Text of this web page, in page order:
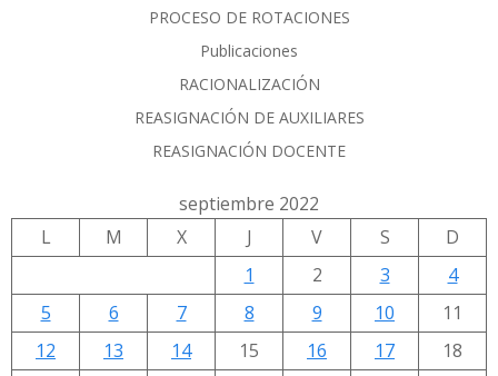
PROCESO DE ROTACIONES
Publicaciones
RACIONALIZACIÓN
REASIGNACIÓN DE AUXILIARES
REASIGNACIÓN DOCENTE
septiembre 2022
L
M X J V S
D
1
2 3
4
5
6 7 8 9 10
11
12
13 14 15 16 17 18